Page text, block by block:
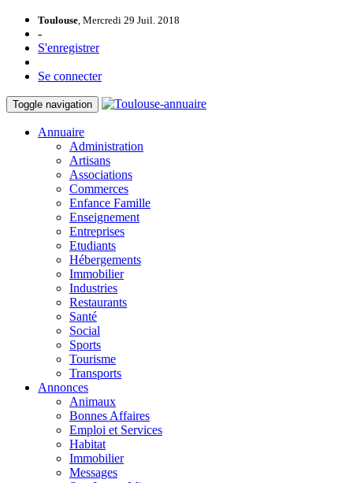
Toulouse, Mercredi 29 Juil. 2018
-
S'enregistrer
Se connecter
Toggle navigation
Annuaire
Administration
Artisans
Associations
Commerces
Enfance Famille
Enseignement
Entreprises
Etudiants
Hébergements
Immobilier
Industries
Restaurants
Santé
Social
Sports
Tourisme
Transports
Annonces
Animaux
Bonnes Affaires
Emploi et Services
Habitat
Immobilier
Messages